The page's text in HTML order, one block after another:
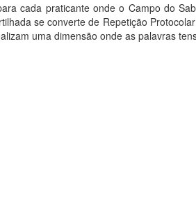
cada praticante onde o Campo do
se converte de Repetição
uma dimensão onde as palavras